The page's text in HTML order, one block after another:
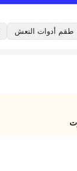
طقم أدوات النعش